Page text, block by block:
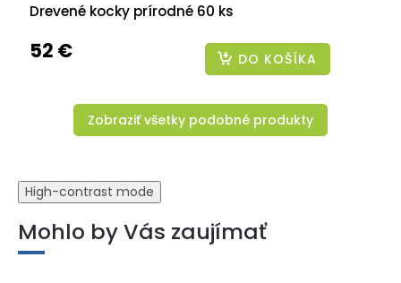
Drevené kocky prírodné 60 ks
52 € DO KOŠÍKA
Zobraziť všetky podobné produkty
High-contrast mode
Mohlo by Vás zaujímať